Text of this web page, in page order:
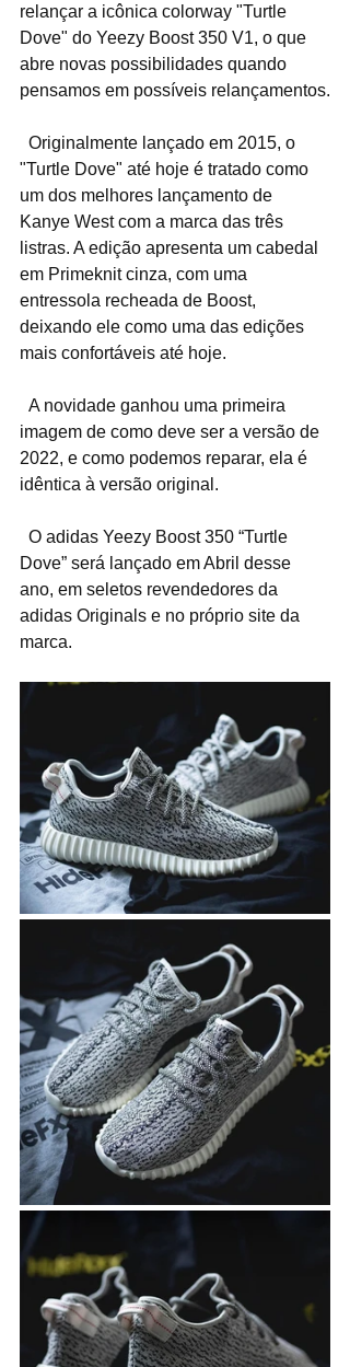
relançar a icônica colorway "Turtle
Dove" do Yeezy Boost 350 V1, o que
abre novas possibilidades quando
pensamos em possíveis relançamentos.
"Turtle Dove" até hoje é tratado como
um dos melhores lançamento de
Kanye West com a marca das três
listras. A edição apresenta um cabedal
em Primeknit cinza, com uma
entressola recheada de Boost,
deixando ele como uma das edições
mais confortáveis até hoje.
imagem de como deve ser a versão de
2022, e como podemos reparar, ela é
idêntica à versão original.
Dove” será lançado em Abril desse
ano, em seletos revendedores da
adidas Originals e no próprio site da
marca.